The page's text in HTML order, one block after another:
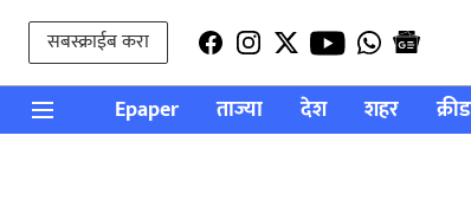
सबस्क्राईब करा
Epaper ताज्या देश शहर